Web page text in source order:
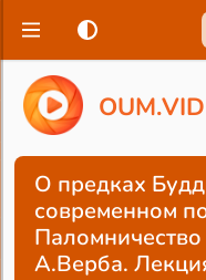
OUM.VID
О предках
современном
А.Верба.